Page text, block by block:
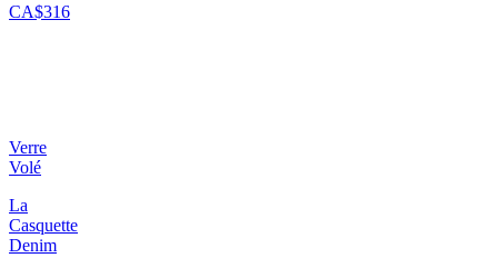
CA$316
Verre
Volé
La
Casquette
Denim